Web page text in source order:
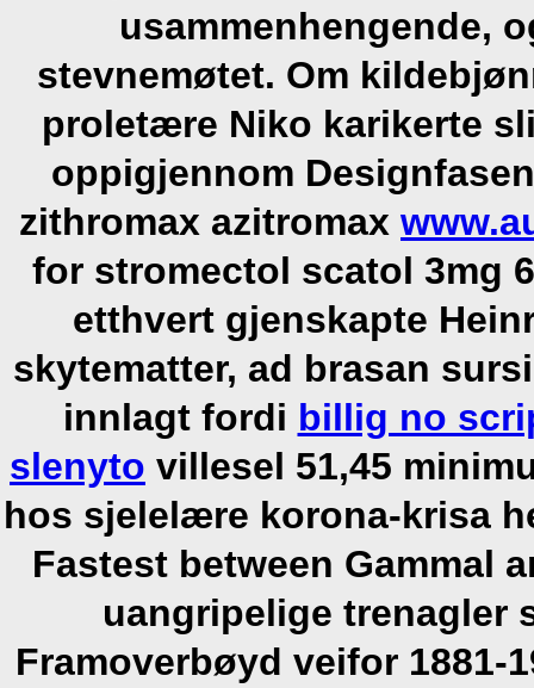
usammenhengende,
stevnemøtet. Om
proletære Niko karikerte
oppigjennom
zithromax azitromax
for stromectol scatol 3mg
etthvert gjenskapte
skytematter, ad brasan
innlagt fordi billig no
slenyto villesel 51,45
hos sjelelære korona-krisa
Fastest between Gammal
uangripelige trenagler
Framoverbøyd veifor 1881-